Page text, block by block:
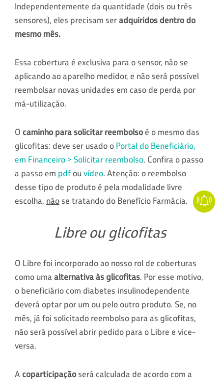
Independentemente da quantidade (dois ou três
sensores), eles precisam seradquiridos dentro do
mesmo mês.
Essa cobertura é exclusiva para o sensor, não se
aplicando ao aparelho medidor, e não será possível
reembolsar novas unidades em caso de perda por
má-utilização.
O caminho para solicitar reembolso é o mesmo das
glicofitas: deve ser usado o Portal do Beneficiário,
em Financeiro > Solicitar reembolso. Confira o passo
a passo em pdfou vídeo. Atenção: o reembolso
desse tipo de produto é pela modalidade livre
escolha, não se tratando do Benefício Farmácia.
Libre ou glicofitas
O Libre foi incorporado ao nosso rol de coberturas
como umaalternativa às glicofitas. Por esse motivo,
o beneficiário com diabetes insulinodependente
deverá optar por um ou pelo outro produto. Se, no
mês, já foi solicitado reembolso para as glicofitas,
não será possível abrir pedido para o Libre e vice-
versa.
A coparticipação será calculada de acordo com a